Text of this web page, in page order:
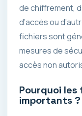
de chiffrement,
d’accès ou
fichiers sont
mesures de
accès non
Pourquoi
importants ?